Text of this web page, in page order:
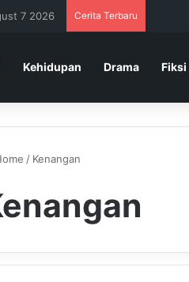
7 2026 Cerita Terbaru
Kehidupan Drama Fiksi
/ Kenangan